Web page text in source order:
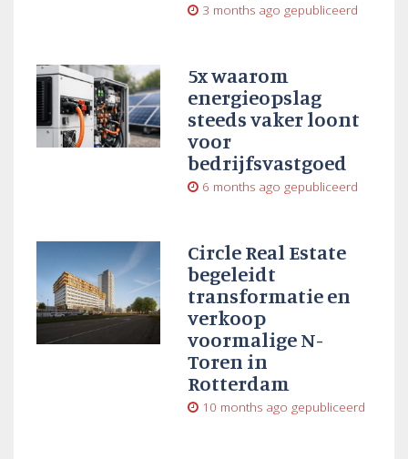
3 months ago gepubliceerd
5x waarom
energieopslag
steeds vaker loont
voor
bedrijfsvastgoed
6 months ago gepubliceerd
Circle Real Estate
begeleidt
transformatie en
verkoop
voormalige N-
Toren in
Rotterdam
10 months ago gepubliceerd